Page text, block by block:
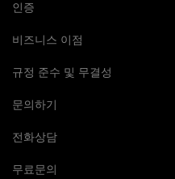
인증
비즈니스 이점
규정 준수 및 무결성
문의하기
전화상담
무료문의